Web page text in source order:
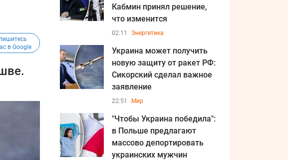
в Google
Кабмин принял решение,
что изменится
02:11 Энергетика
Украина может получить
новую защиту от ракет РФ:
Сикорский сделал важное
заявление
22:51 Мир
"Чтобы Украина победила":
в Польше предлагают
массово депортировать
украинских мужчин